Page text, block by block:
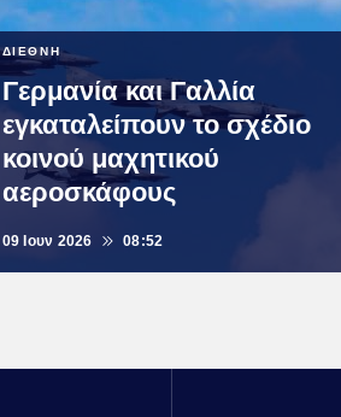
ΔΙΕΘΝΗ
Γερμανία και Γαλλία
εγκαταλείπουν το σχέδιο
κοινού μαχητικού
αεροσκάφους
09 Ιουν 2026 08:52